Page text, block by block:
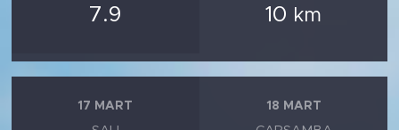
7.9 10 km
17 MART 18 MART